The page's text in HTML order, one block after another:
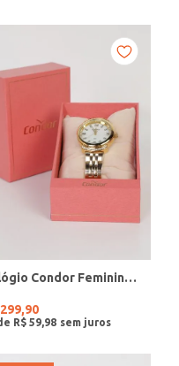
Relógio Condor Feminino DOURADO
299,90
R$ 59 98